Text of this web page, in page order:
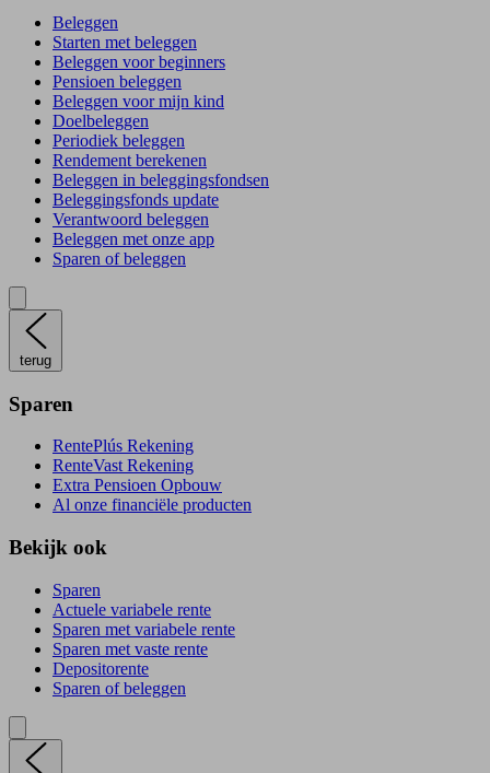
Beleggen
Starten met beleggen
Beleggen voor beginners
Pensioen beleggen
Beleggen voor mijn kind
Doelbeleggen
Periodiek beleggen
Rendement berekenen
Beleggen in beleggingsfondsen
Beleggingsfonds update
Verantwoord beleggen
Beleggen met onze app
Sparen of beleggen
terug
Sparen
RentePlús Rekening
RenteVast Rekening
Extra Pensioen Opbouw
Al onze financiële producten
Bekijk ook
Sparen
Actuele variabele rente
Sparen met variabele rente
Sparen met vaste rente
Depositorente
Sparen of beleggen